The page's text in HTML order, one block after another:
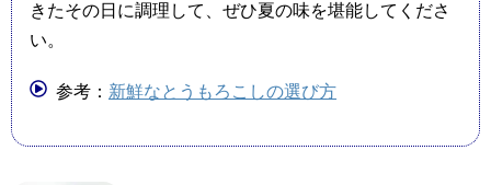
きたその日に調理して、ぜひ夏の味を堪能してくださ
い。
参考： 新鮮なとうもろこしの選び方